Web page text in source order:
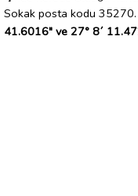
Sokak posta kodu 35270.
41.6016" ve 27° 8´